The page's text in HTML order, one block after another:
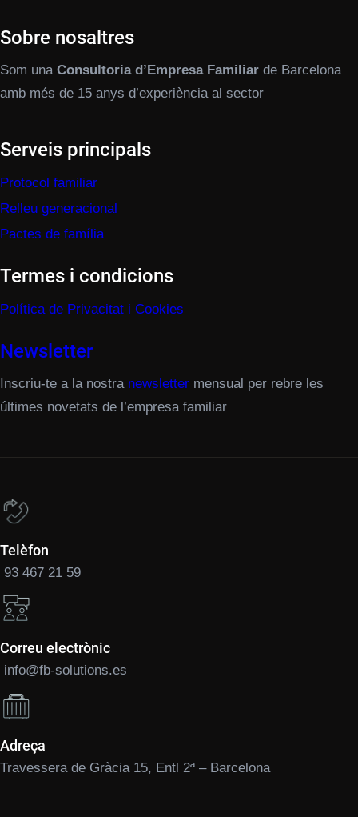
Sobre nosaltres
Som una Consultoria d’Empresa Familiar de Barcelona
amb més de 15 anys d’experiència al sector
Serveis principals
Protocol familiar
Relleu generacional
Pactes de família
Termes i condicions
Política de Privacitat i Cookies
Newsletter
Inscriu-te a la nostra newsletter mensual per rebre les
últimes novetats de l’empresa familiar
Telèfon
93 467 21 59
Correu electrònic
info@fb-solutions.es
Adreça
Travessera de Gràcia 15, Entl 2ª – Barcelona